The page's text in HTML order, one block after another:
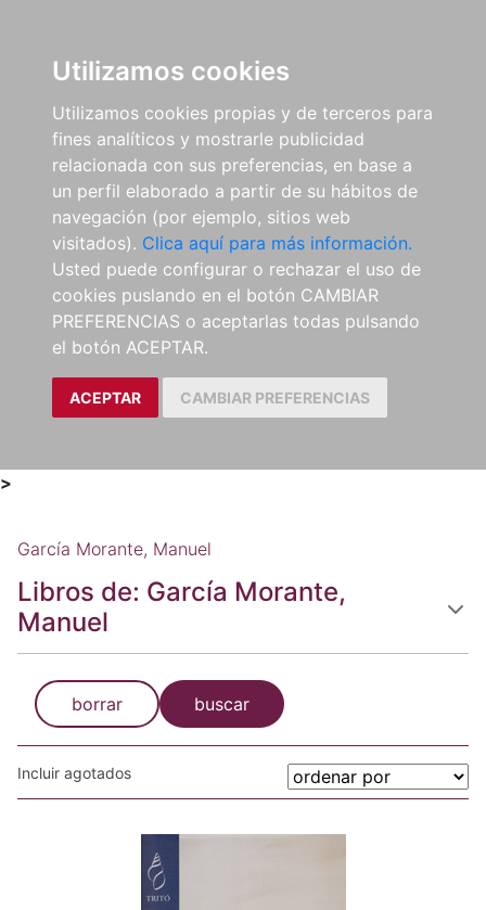
Utilizamos cookies
Utilizamos cookies propias y de terceros para
fines analíticos y mostrarle publicidad
relacionada con sus preferencias, en base a
un perfil elaborado a partir de su hábitos de
navegación (por ejemplo, sitios web
visitados). Clica aquí para más información.
Usted puede configurar o rechazar el uso de
cookies puslando en el botón CAMBIAR
PREFERENCIAS o aceptarlas todas pulsando
el botón ACEPTAR.
ACEPTAR CAMBIAR PREFERENCIAS
>
García Morante, Manuel
Libros de: García Morante,
Manuel
borrar buscar
Incluir agotados